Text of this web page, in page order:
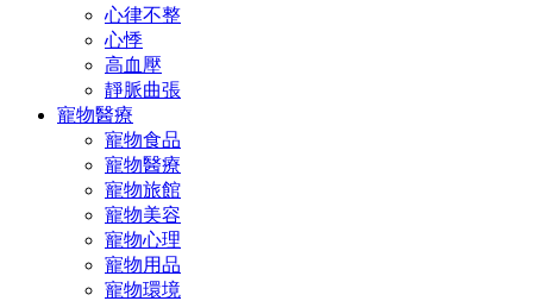
心律不整
心悸
高血壓
靜脈曲張
寵物醫療
寵物食品
寵物醫療
寵物旅館
寵物美容
寵物心理
寵物用品
寵物環境